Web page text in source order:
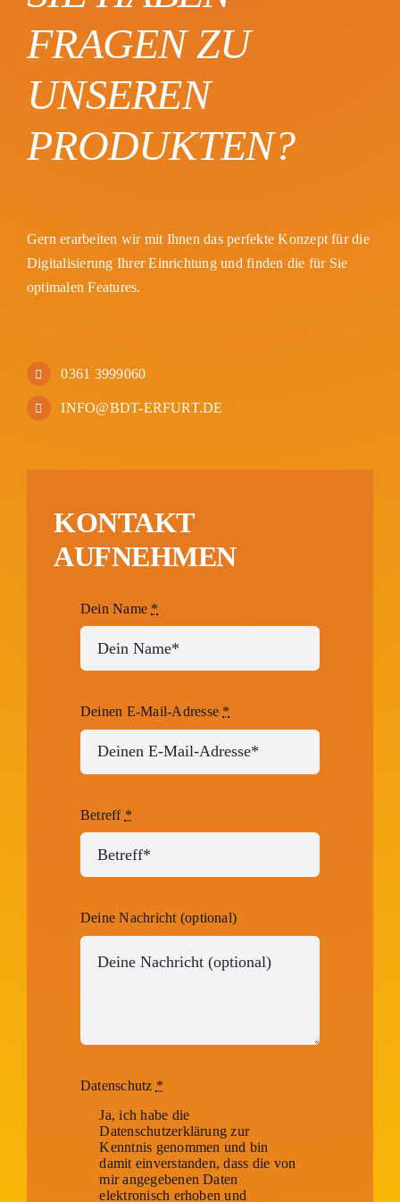
FRAGEN ZU
UNSEREN
PRODUKTEN?
Gern erarbeiten wir mit Ihnen das perfekte Konzept für die
Digitalisierung Ihrer Einrichtung und finden die für Sie
optimalen Features.
0361 3999060
INFO@BDT-ERFURT.DE
KONTAKT
AUFNEHMEN
Dein Name *
Deinen E-Mail-Adresse *
Betreff *
Deine Nachricht (optional)
Datenschutz *
Ja, ich habe die
Datenschutzerklärung zur
Kenntnis genommen und bin
damit einverstanden, dass die von
mir angegebenen Daten
elektronisch erhoben und